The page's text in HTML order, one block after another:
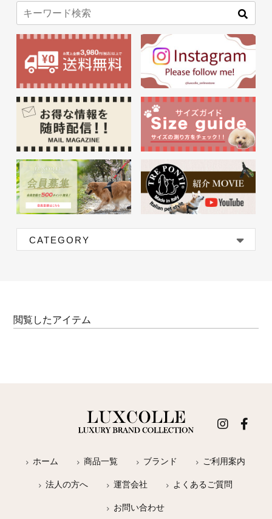
CATEGORY
閲覧したアイテム
ホーム 商品一覧 ブランド ご利用案内
法人の方へ 運営会社 よくあるご質問
お問い合わせ